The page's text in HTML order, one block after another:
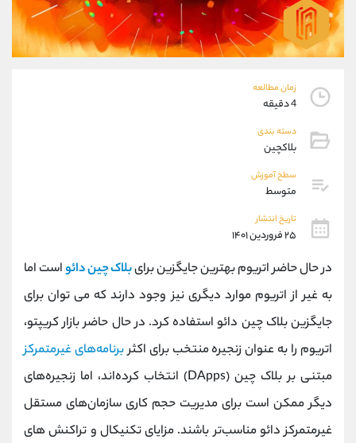
زمان مطالعه
4 دقیقه
دسته بندی
بلاکچین
سطح آموزش
متوسط
تاریخ انتشار
۲۵ فروردین ۱۴۰۱
در حال حاضر اتریوم بهترین جایگزین برایبلاک چین دائواست اما
به غیر از اتریوم موارد دیگری نیز وجود دارند که می توان برای
جایگزین بلاک چین دائو استفاده کرد. در حال حاضر بازار کریپتو،
اتریوم را به عنوان زنجیره منتخب برای اکثربرنامه‌های غیرمتمرکز
مبتنی بر بلاک چین (DApps) انتخاب کرده‌اند، اما زنجیره‌های
دیگر ممکن است برای مدیریت حجم کاری سازمان‌های مستقل
غیرمتمرکز دائو مناسب‌تر باشند. مزایای تکنیکال و تراکنش‌ های
09304891085
واتساپ شروع گفتگو
تلگرام @Armteam_admin_103
پشتیبان فروش
موبایل
واتساپ
داخلی
اطلاعات تماس (دفتر فروش)
021-22021030
بدون پیش شماره 90001030
اینستاگرام @alireza.mehrabii
@alirezamehrabi_com